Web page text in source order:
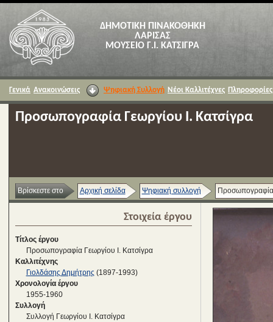
ΔΗΜΟΤΙΚΗ ΠΙΝΑΚΟΘΗΚΗ
ΛΑΡΙΣΑΣ
ΜΟΥΣΕΙΟ Γ.Ι. ΚΑΤΣΙΓΡΑ
Γενικά Ανακοινώσεις Ψηφιακή Συλλογή Νέοι Καλλιτέχνες Πληροφορίες
Προσωπογραφία Γεωργίου Ι. Κατσίγρα
Βρίσκεστε στο Αρχική σελίδα Ψηφιακή συλλογή Προσωπογραφία
Στοιχεία έργου
Τίτλος έργου
Προσωπογραφία Γεωργίου Ι. Κατσίγρα
Καλλιτέχνης
Γιολδάσης Δημήτρης (1897-1993)
Χρονολογία έργου
1955-1960
Συλλογή
Συλλογή Γεωργίου Ι. Κατσίγρα